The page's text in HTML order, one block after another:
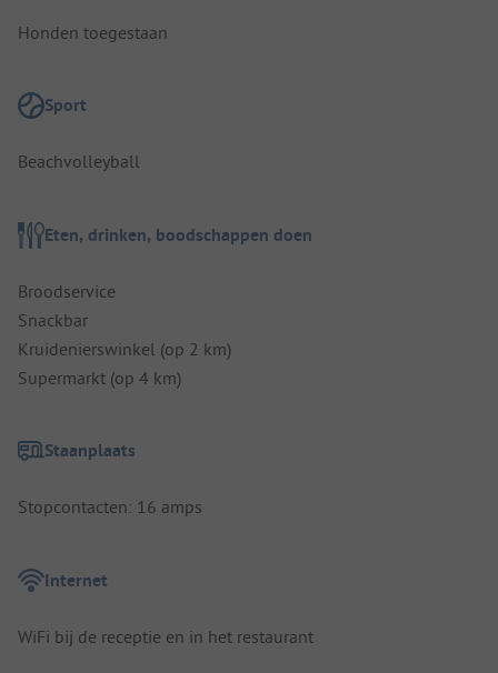
Honden toegestaan
Sport
Beachvolleyball
Eten, drinken, boodschappen doen
Broodservice
Snackbar
Kruidenierswinkel (op 2 km)
Supermarkt (op 4 km)
Staanplaats
Stopcontacten: 16 amps
Internet
WiFi bij de receptie en in het restaurant